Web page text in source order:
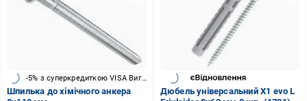
-5% з суперкредиткою VISA Вигода
Шпилька до хімічного анкера
Дюбель універсальний X1 evo L